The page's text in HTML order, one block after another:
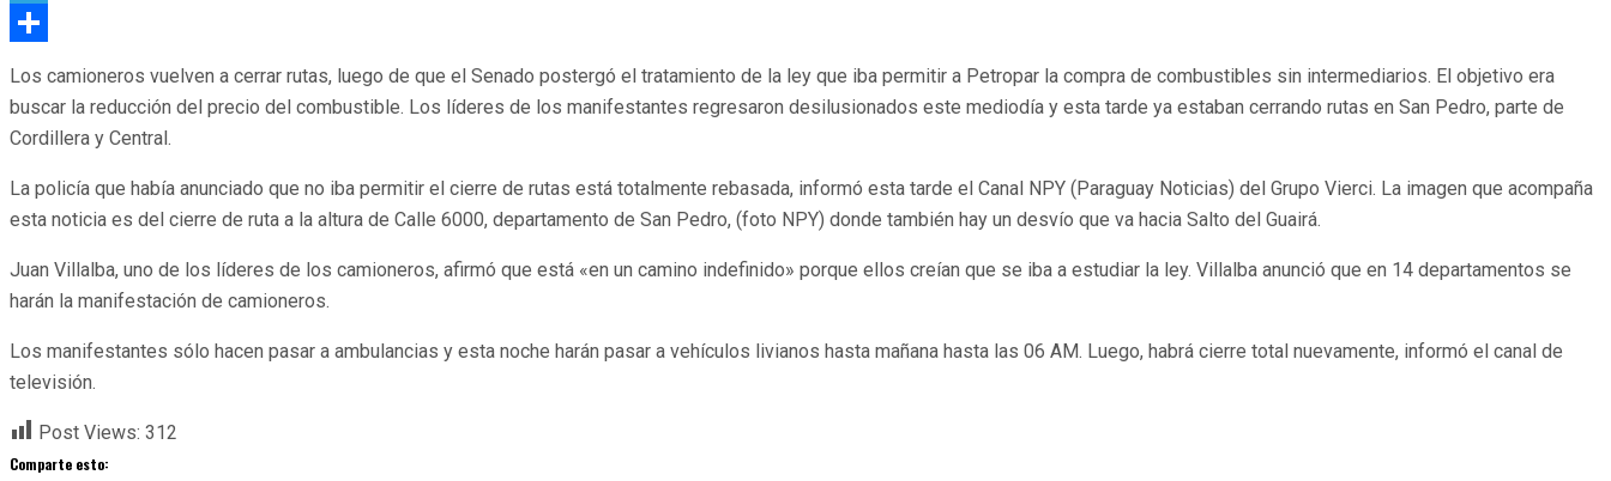
Telegram
Los camioneros vuelven a cerrar rutas, luego de que el Senado postergó el tratamiento de la ley que iba permitir a Petropar la compra de combustibles sin intermediarios. El objetivo era
buscar la reducción del precio del combustible. Los líderes de los manifestantes regresaron desilusionados este mediodía y esta tarde ya estaban cerrando rutas en San Pedro, parte de
Cordillera y Central.
La policía que había anunciado que no iba permitir el cierre de rutas está totalmente rebasada, informó esta tarde el Canal NPY (Paraguay Noticias) del Grupo Vierci. La imagen que acompaña
esta noticia es del cierre de ruta a la altura de Calle 6000, departamento de San Pedro, (foto NPY) donde también hay un desvío que va hacia Salto del Guairá.
Juan Villalba, uno de los líderes de los camioneros, afirmó que está «en un camino indefinido» porque ellos creían que se iba a estudiar la ley. Villalba anunció que en 14 departamentos se
harán la manifestación de camioneros.
Los manifestantes sólo hacen pasar a ambulancias y esta noche harán pasar a vehículos livianos hasta mañana hasta las 06 AM. Luego, habrá cierre total nuevamente, informó el canal de
televisión.
Post Views: 312
Comparte esto: